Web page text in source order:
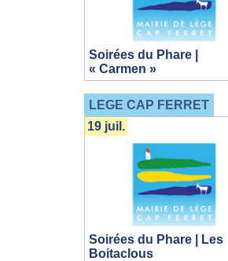
Soirées du Phare |
« Carmen »
LEGE CAP FERRET
Soirées du Phare | Les
Boitaclous
19 juil.